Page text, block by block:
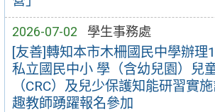
2026-07-02 學生事務處
[友善]轉知本市木柵國民中學辦理
私立國民中小 學（含幼兒園）兒
（CRC）及兒少保護知能研習實
趣教師踴躍報名參加